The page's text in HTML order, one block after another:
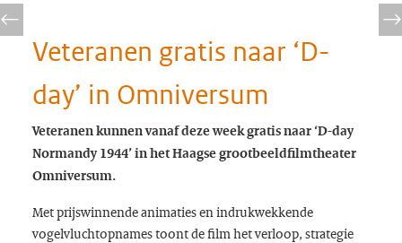
Veteranen gratis naar ‘D-
day’ in Omniversum
Veteranen kunnen vanaf deze week gratis naar ‘D-day
Normandy 1944’ in het Haagse grootbeeldfilmtheater
Omniversum.
Met prijswinnende animaties en indrukwekkende
vogelvluchtopnames toont de film het verloop, strategie